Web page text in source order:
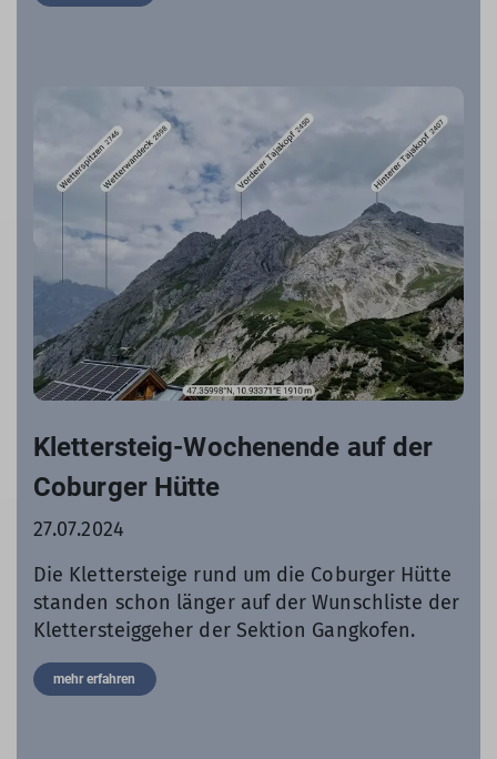
Klettersteig-Wochenende auf der
Coburger Hütte
27.07.2024
Die Klettersteige rund um die Coburger Hütte
standen schon länger auf der Wunschliste der
Klettersteiggeher der Sektion Gangkofen.
mehr erfahren